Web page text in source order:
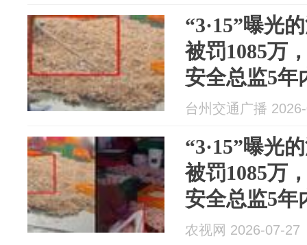
“3·15”曝光
被罚1085万
安全总监5年
产经营许可
台州交通广播
“3·15”曝光
被罚1085万
安全总监5年
产经营许可
农视网 2026-07-27